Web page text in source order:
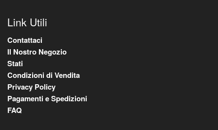
Link Utili
Contattaci
Il Nostro Negozio
Stati
Condizioni di Vendita
Privacy Policy
Pagamenti e Spedizioni
FAQ